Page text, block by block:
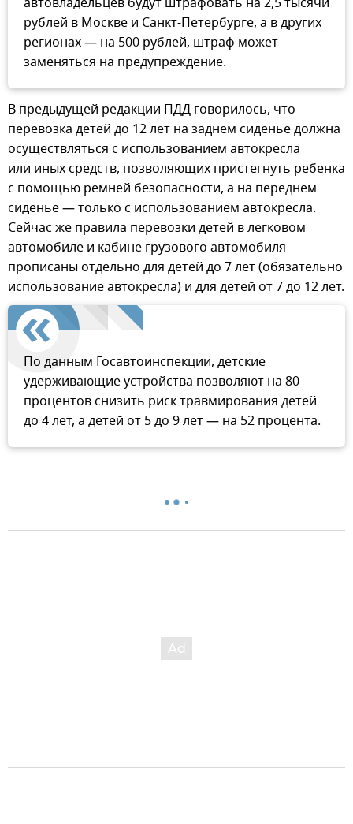
рублей в Москве и Санкт-Петербурге, а в других
регионах — на 500 рублей, штраф может
заменяться на предупреждение.
В предыдущей редакции ПДД говорилось, что
перевозка детей до 12 лет на заднем сиденье должна
осуществляться с использованием автокресла
или иных средств, позволяющих пристегнуть ребенка
с помощью ремней безопасности, а на переднем
сиденье — только с использованием автокресла.
Сейчас же правила перевозки детей в легковом
автомобиле и кабине грузового автомобиля
прописаны отдельно для детей до 7 лет (обязательно
использование автокресла) и для детей от 7 до 12 лет.
По данным Госавтоинспекции, детские
удерживающие устройства позволяют на 80
процентов снизить риск травмирования детей
до 4 лет, а детей от 5 до 9 лет — на 52 процента.